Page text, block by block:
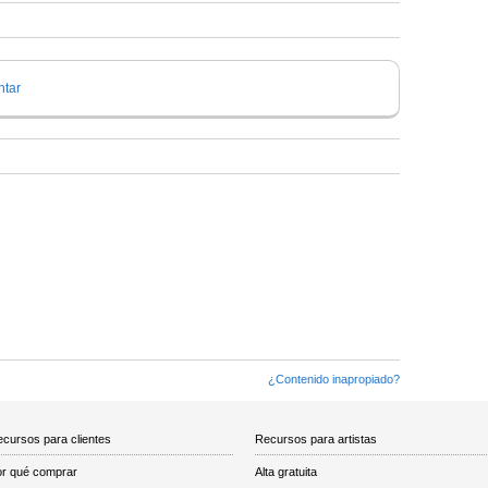
¿Contenido inapropiado?
para clientes
qué comprar
Recursos para artistas
Alta gratuita